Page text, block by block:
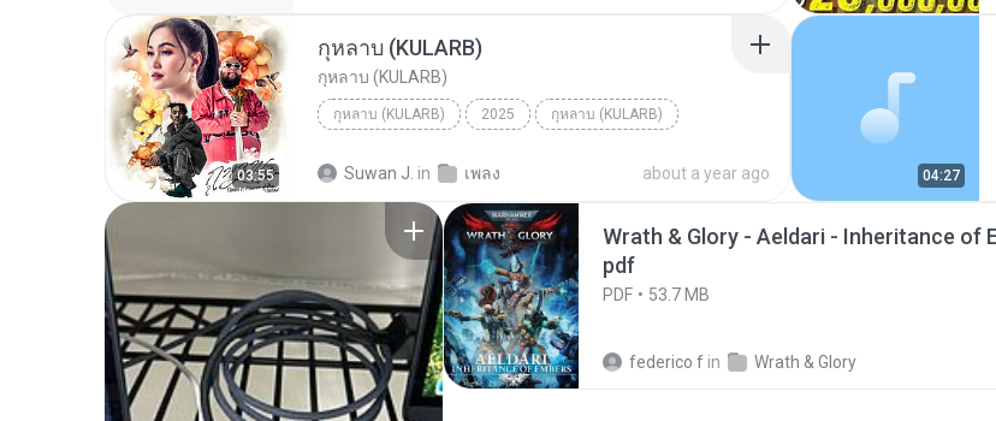
03:55
กุหลาบ (KULARB)
กุหลาบ (KULARB)
กุหลาบ (KULARB) 2025 กุหลาบ (KULARB)
Suwan J. in เพลง about a year ago 04:27
Wrath & Glory - Aeldari - Inheritance of
pdf
PDF 53.7 MB
federico f in Wrath & Glory